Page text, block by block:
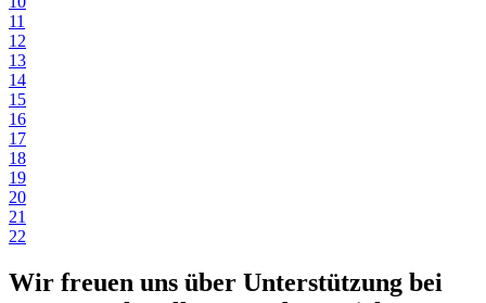
11
12
13
14
15
16
17
18
19
20
21
22
Wir freuen uns über Unterstützung bei